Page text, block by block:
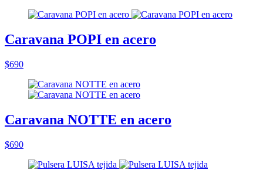
Caravana POPI en acero
$690
Caravana NOTTE en acero
$690